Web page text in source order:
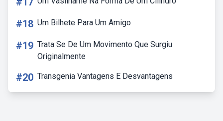
#18 Um Bilhete Para Um Amigo
#19 Trata Se De Um Movimento Que Surgiu
Originalmente
#20 Transgenia Vantagens E Desvantagens